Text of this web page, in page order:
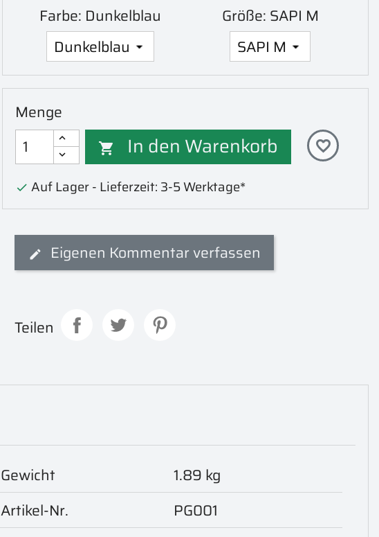
Farbe: Dunkelblau Größe: SAPI M
Menge
 In den Warenkorb favorite_border
 Auf Lager - Lieferzeit: 3-5 Werktage*
Eigenen Kommentar verfassen
Teilen
Gewicht
1.89 kg
Artikel-Nr.
PG001